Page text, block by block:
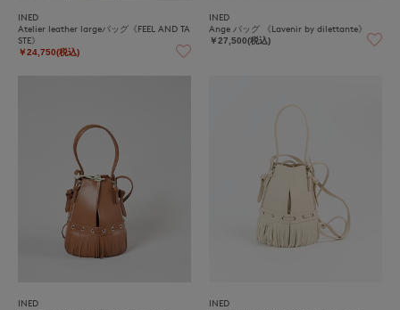
INED
Atelier leather largeバッグ《FEEL AND TA
STE》
￥24,750(税込)
INED
Ange バッグ 《Lavenir by dilettante》
￥27,500(税込)
INED
INED